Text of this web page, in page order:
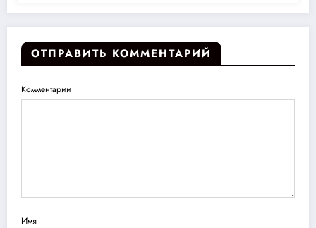
ОТПРАВИТЬ КОММЕНТАРИЙ
Комментарии
Имя